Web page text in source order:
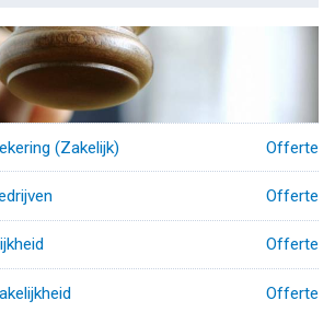
(Zakelijk) Offerte
Offerte
Offerte
Offerte